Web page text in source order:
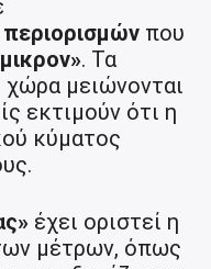
που
. Τα
χώρα μειώνονται
εκτιμούν ότι η
κύματος
έχει οριστεί η
μέτρων, όπως